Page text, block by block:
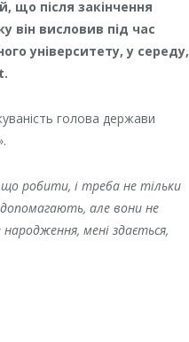
що після закінчення
він висловив під час
університету, у середу,
голова держави
робити, і треба не тільки
але вони не
мені здається,